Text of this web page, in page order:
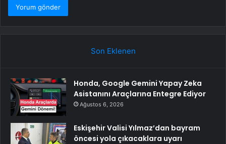
Son Eklenen
Honda, Google Gemini Yapay Zeka
Asistanını Araçlarına Entegre Ediyor
Ağustos 6, 2026
Eskişehir Valisi Yılmaz’dan bayram
öncesi yola çıkacaklara uyarı